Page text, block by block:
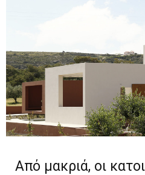
Από μακριά, οι